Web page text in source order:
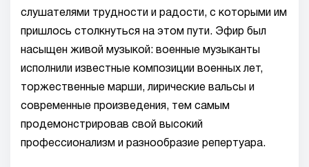
слушателями трудности и радости, с которыми им
пришлось столкнуться на этом пути. Эфир был
насыщен живой музыкой: военные музыканты
исполнили известные композиции военных лет,
торжественные марши, лирические вальсы и
современные произведения, тем самым
продемонстрировав свой высокий
профессионализм и разнообразие репертуара.